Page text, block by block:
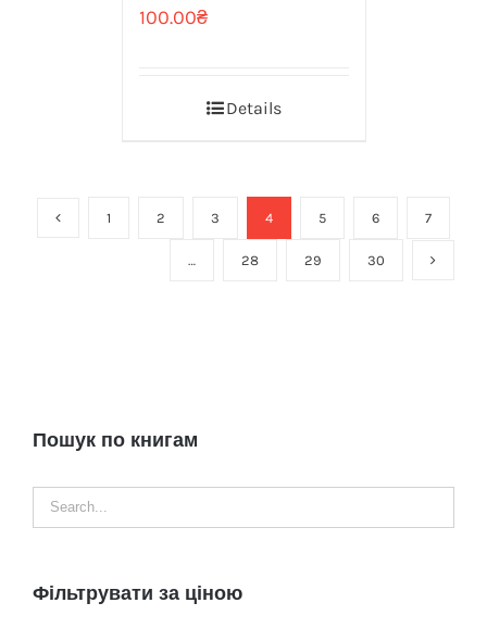
100.00₴
Details
1 2 3 4 5 6 7
… 28 29 30
Пошук по книгам
Фільтрувати за ціною